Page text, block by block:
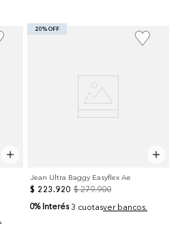
20% OFF
Jean Ultra Baggy Easyflex Ae
$ 223.920 $ 279.900
0% Interés 3 cuotasver bancos.